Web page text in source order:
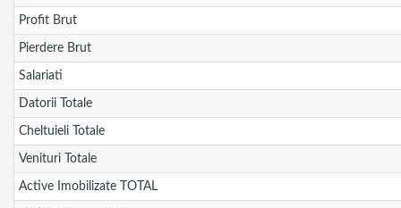
Profit Brut
Pierdere Brut
Salariati
Datorii Totale
Cheltuieli Totale
Venituri Totale
Active Imobilizate TOTAL